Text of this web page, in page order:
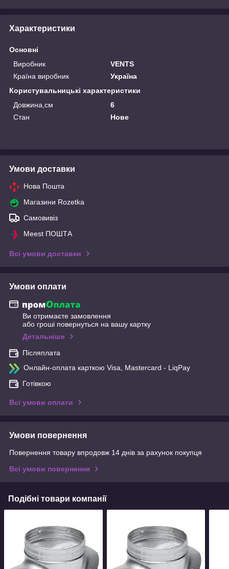
Характеристики
Основні
Виробник
VENTS
Країна виробник
Україна
Користувальницькі характеристики
Довжина,см
6
Стан
Нове
Умови доставки
Нова Пошта
Магазини Rozetka
Самовивіз
Meest ПОШТА
Всі умови доставки
Умови оплати
Ви отримаєте замовлення
або гроші повернуться на вашу картку
Детальніше
Післяплата
Онлайн-оплата карткою Visa, Mastercard - LiqPay
Готівкою
Всі умови оплати
Умови повернення
Повернення товару впродовж 14 днів за рахунок покупця
Всі умови повернення
Подібні товари компанії